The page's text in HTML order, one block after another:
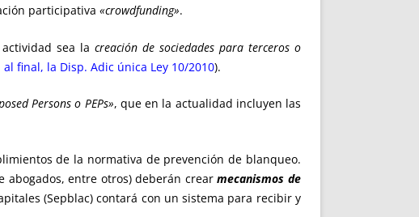
participativa «crowdfunding».
actividad sea lacreación de sociedades para terceros o
al final, la Disp. Adic única Ley 10/2010).
Persons o PEPs», que en la actualidad incluyen las
de la normativa de prevención de blanqueo.
abogados, entre otros) deberán crearmecanismos de
(Sepblac) contará con un sistema para recibir y